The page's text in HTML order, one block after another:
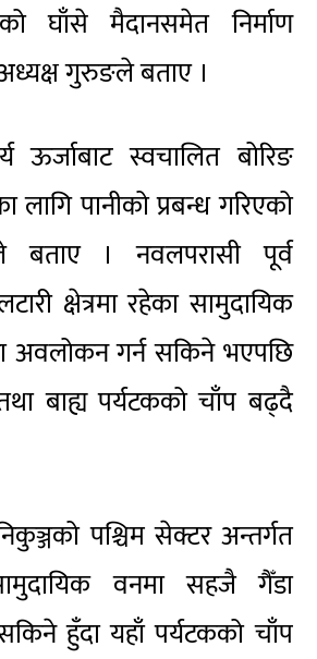
घाँसे मैदानसमेत निर्माण
गुरुङले बताए ।
ऊर्जाबाट स्वचालित बोरिङ
लागि पानीको प्रबन्ध गरिएको
बताए । नवलपरासी पूर्व
क्षेत्रमा रहेका सामुदायिक
अवलोकन गर्न सकिने भएपछि
बाह्य पर्यटकको चाँप बढ्दै
पश्चिम सेक्टर अन्तर्गत
वनमा सहजै गैँडा
हुँदा यहाँ पर्यटकको चाँप